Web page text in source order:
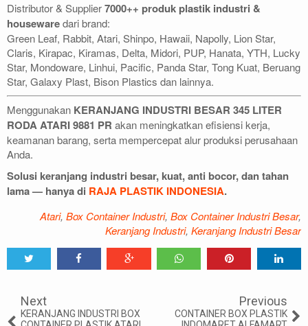
Distributor & Supplier7000++ produk plastik industri &
housewaredari brand:
Green Leaf, Rabbit, Atari, Shinpo, Hawaii, Napolly, Lion Star,
Claris, Kirapac, Kiramas, Delta, Midori, PUP, Hanata, YTH, Lucky
Star, Mondoware, Linhui, Pacific, Panda Star, Tong Kuat, Beruang
Star, Galaxy Plast, Bison Plastics dan lainnya.
Menggunakan KERANJANG INDUSTRI BESAR 345 LITER
RODA ATARI 9881 PR akan meningkatkan efisiensi kerja,
keamanan barang, serta mempercepat alur produksi perusahaan
Anda.
Solusi keranjang industri besar, kuat, anti bocor, dan tahan
lama — hanya di RAJA PLASTIK INDONESIA.
Atari, Box Container Industri, Box Container Industri Besar,
Keranjang Industri, Keranjang Industri Besar
Next
KERANJANG INDUSTRI BOX
Previous
CONTAINER BOX PLASTIK